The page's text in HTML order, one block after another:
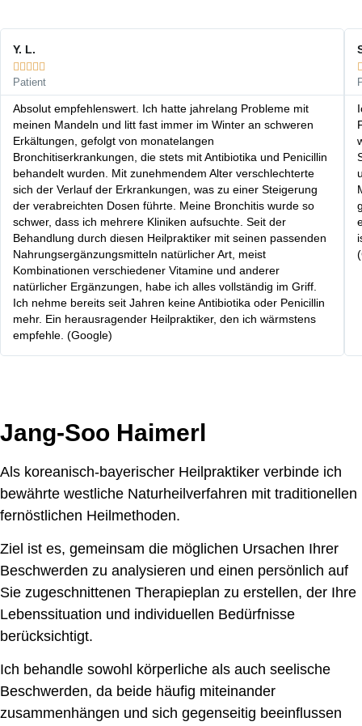
Y. L.

Patient
Absolut empfehlenswert. Ich hatte jahrelang Probleme mit
meinen Mandeln und litt fast immer im Winter an schweren
Erkältungen, gefolgt von monatelangen
Bronchitiserkrankungen, die stets mit Antibiotika und Penicillin
behandelt wurden. Mit zunehmendem Alter verschlechterte
sich der Verlauf der Erkrankungen, was zu einer Steigerung
der verabreichten Dosen führte. Meine Bronchitis wurde so
schwer, dass ich mehrere Kliniken aufsuchte. Seit der
Behandlung durch diesen Heilpraktiker mit seinen passenden
Nahrungsergänzungsmitteln natürlicher Art, meist
Kombinationen verschiedener Vitamine und anderer
natürlicher Ergänzungen, habe ich alles vollständig im Griff.
Ich nehme bereits seit Jahren keine Antibiotika oder Penicillin
mehr. Ein herausragender Heilpraktiker, den ich wärmstens
empfehle. (Google)
Jang-Soo Haimerl
Als koreanisch-bayerischer Heilpraktiker verbinde ich
bewährte westliche Naturheilverfahren mit traditionellen
fernöstlichen Heilmethoden.
Ziel ist es, gemeinsam die möglichen Ursachen Ihrer
Beschwerden zu analysieren und einen persönlich auf
Sie zugeschnittenen Therapieplan zu erstellen, der Ihre
Lebenssituation und individuellen Bedürfnisse
berücksichtigt.
Ich behandle sowohl körperliche als auch seelische
Beschwerden, da beide häufig miteinander
zusammenhängen und sich gegenseitig beeinflussen